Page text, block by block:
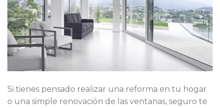
Si tienes pensado realizar una reforma en tu hogar
o una simple renovación de las ventanas, seguro te